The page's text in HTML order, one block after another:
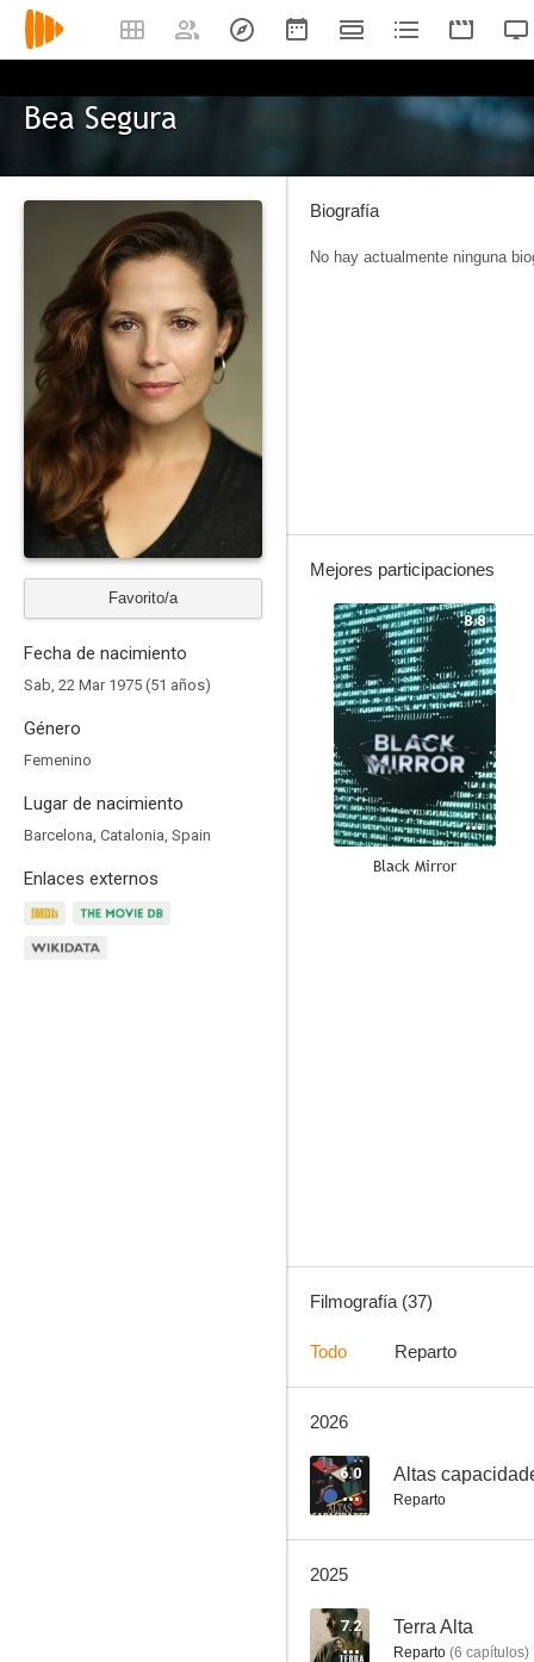
Bea Segura
Favorito/a
Fecha de nacimiento
Sab, 22 Mar 1975 (51 años)
Género
Femenino
Lugar de nacimiento
Barcelona, Catalonia, Spain
Enlaces externos
Biografía
No hay actualmente ninguna
Mejores participaciones
8.8
Black Mirror
Los favoritos de Midas
Filmografía (37)
Todo Reparto
2026
6.0 Altas
Reparto
2025
7.2 Terra Alta
Reparto (6 capítulos)